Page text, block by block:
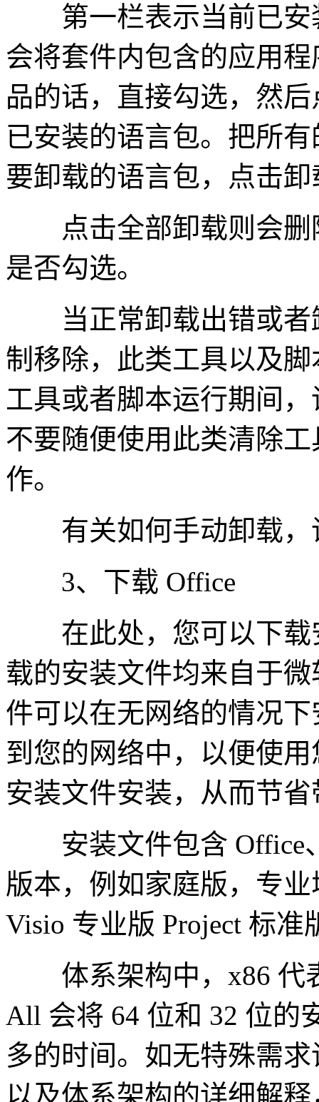
第一栏表示当前已安
会将套件内包含的应用
品的话，直接勾选，然
已安装的语言包。把所
要卸载的语言包，点击
点击全部卸载则会删
是否勾选。
当正常卸载出错或者
制移除，此类工具以及
工具或者脚本运行期间
不要随便使用此类清除
作。
有关如何手动卸载，
3、下载 Office
在此处，您可以下载
载的安装文件均来自于
件可以在无网络的情况
到您的网络中，以便使
安装文件安装，从而节
安装文件包含 Office
版本，例如家庭版，专
Visio 专业版 Project 标准
体系架构中，x86 代
All 会将 64 位和 32 位的
多的时间。如无特殊需
以及体系架构的详细解